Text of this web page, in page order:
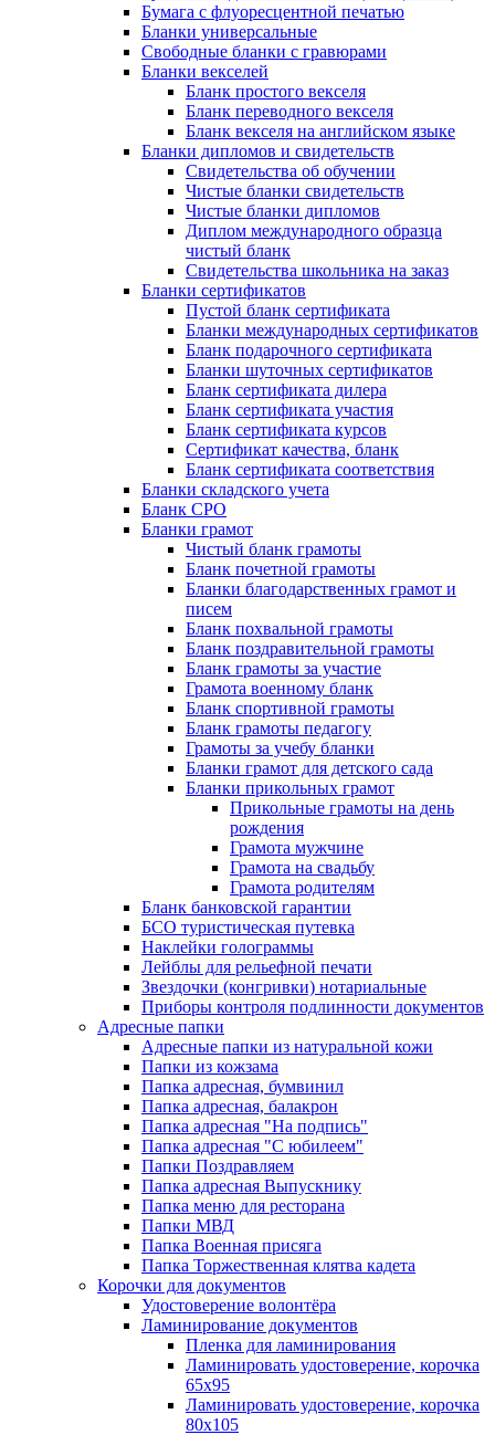
Бумага с флуоресцентной печатью
Бланки универсальные
Свободные бланки с гравюрами
Бланки векселей
Бланк простого векселя
Бланк переводного векселя
Бланк векселя на английском языке
Бланки дипломов и свидетельств
Свидетельства об обучении
Чистые бланки свидетельств
Чистые бланки дипломов
Диплом международного образца
чистый бланк
Свидетельства школьника на заказ
Бланки сертификатов
Пустой бланк сертификата
Бланки международных сертификатов
Бланк подарочного сертификата
Бланки шуточных сертификатов
Бланк сертификата дилера
Бланк сертификата участия
Бланк сертификата курсов
Сертификат качества, бланк
Бланк сертификата соответствия
Бланки складского учета
Бланк СРО
Бланки грамот
Чистый бланк грамоты
Бланк почетной грамоты
Бланки благодарственных грамот и
писем
Бланк похвальной грамоты
Бланк поздравительной грамоты
Бланк грамоты за участие
Грамота военному бланк
Бланк спортивной грамоты
Бланк грамоты педагогу
Грамоты за учебу бланки
Бланки грамот для детского сада
Бланки прикольных грамот
Прикольные грамоты на день
рождения
Грамота мужчине
Грамота на свадьбу
Грамота родителям
Бланк банковской гарантии
БСО туристическая путевка
Наклейки голограммы
Лейблы для рельефной печати
Звездочки (конгривки) нотариальные
Приборы контроля подлинности документов
Адресные папки
Адресные папки из натуральной кожи
Папки из кожзама
Папка адресная, бумвинил
Папка адресная, балакрон
Папка адресная "На подпись"
Папка адресная "C юбилеем"
Папки Поздравляем
Папка адресная Выпускнику
Папка меню для ресторана
Папки МВД
Папка Военная присяга
Папка Торжественная клятва кадета
Корочки для документов
Удостоверение волонтёра
Ламинирование документов
Пленка для ламинирования
Ламинировать удостоверение, корочка
65х95
Ламинировать удостоверение, корочка
80х105